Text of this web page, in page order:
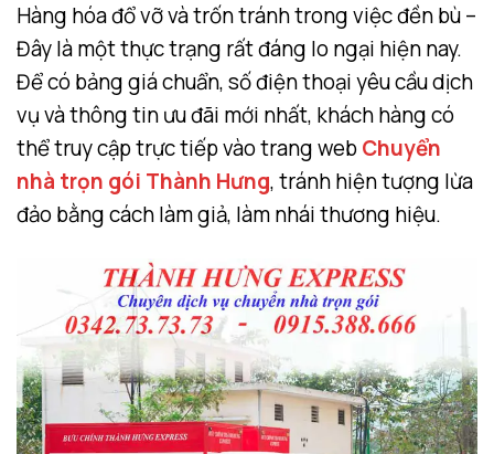
Hàng hóa đổ vỡ và trốn tránh trong việc đền bù –
Đây là một thực trạng rất đáng lo ngại hiện nay.
Để có bảng giá chuẩn, số điện thoại yêu cầu dịch
vụ và thông tin ưu đãi mới nhất, khách hàng có
thể truy cập trực tiếp vào trang webChuyển
nhà trọn gói Thành Hưng, tránh hiện tượng lừa
đảo bằng cách làm giả, làm nhái thương hiệu.